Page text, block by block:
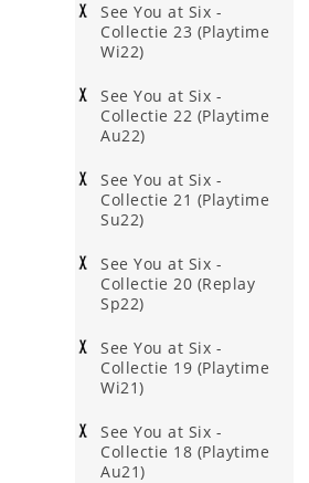
See You at Six -
Collectie 23 (Playtime
Wi22)
See You at Six -
Collectie 22 (Playtime
Au22)
See You at Six -
Collectie 21 (Playtime
Su22)
See You at Six -
Collectie 20 (Replay
Sp22)
See You at Six -
Collectie 19 (Playtime
Wi21)
See You at Six -
Collectie 18 (Playtime
Au21)